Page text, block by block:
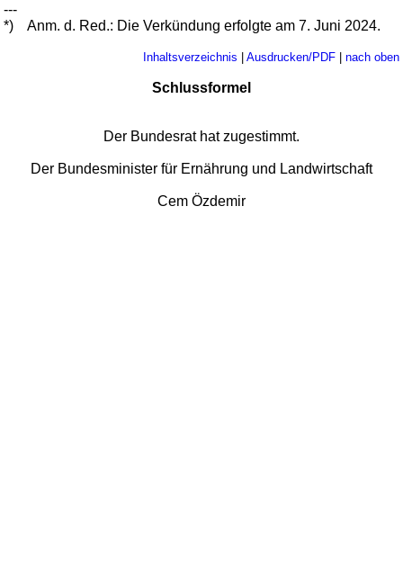
---
*)
Anm. d. Red.: Die Verkündung erfolgte am 7. Juni 2024.
Inhaltsverzeichnis | Ausdrucken/PDF| nach oben
Schlussformel
Der Bundesrat hat zugestimmt.
Der Bundesminister für Ernährung und Landwirtschaft
Cem Özdemir